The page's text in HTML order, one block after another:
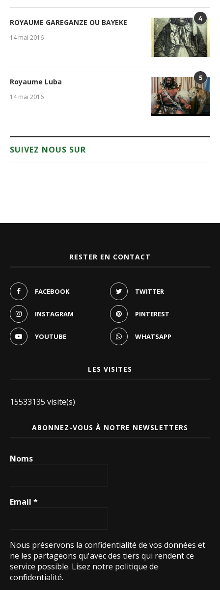
4
ROYAUME GAREGANZE OU BAYEKE
14 mai 2016
5
Royaume Luba
14 mai 2016
SUIVEZ NOUS SUR
RESTER EN CONTACT
FACEBOOK TWITTER
INSTAGRAM PINTEREST
YOUTUBE WHATSAPP
LES VISITES
15533135 visite(s)
ABONNEZ-VOUS À NOTRE NEWSLETTERS
Noms
Email *
Nous préservons la confidentialité de vos données et
ne les partageons qu'avec des tiers qui rendent ce
service possible. Lisez notre politique de
confidentialité.